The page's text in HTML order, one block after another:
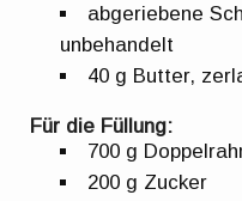
abgeriebene
unbehandelt
40 g Butter,
Für die Füllung:
700 g
200 g Zucker